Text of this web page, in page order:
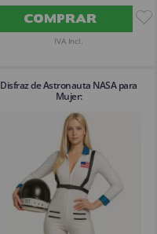
COMPRAR
IVA Incl.
Disfraz de Astronauta NASA para
Mujer: